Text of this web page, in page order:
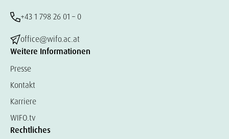
+43 1 798 26 01 – 0
office@wifo.ac.at
Weitere Informationen
Presse
Kontakt
Karriere
WIFO.tv
Rechtliches